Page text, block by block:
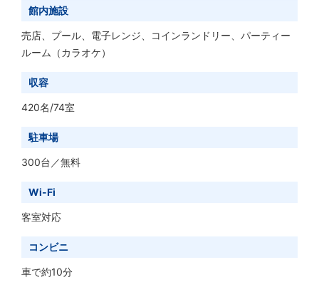
館内施設
売店、プール、電子レンジ、コインランドリー、パーティー
ルーム（カラオケ）
収容
420名/74室
駐車場
300台／無料
Wi-Fi
客室対応
コンビニ
車で約10分